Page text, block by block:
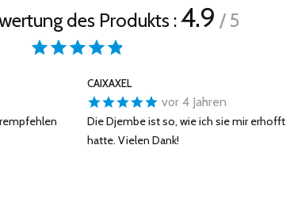
des Produkts :4.9 / 5
CAIXAXEL
vor 4 Jahren
Die Djembe ist so, wie ich sie mir erhofft
hatte. Vielen Dank!